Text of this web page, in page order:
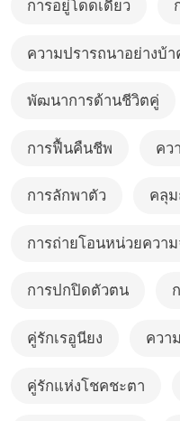
การอยู่โดดเดียว
ความปรารถนาอย่างบ้า
พัฒนาการด้านชีวิตคู่
การฟื้นคืนชีพ คว
การลักพาตัว คลุ
การถ่ายโอนหน่วยควา
การปกปิดตัวตน
คู่รักเรอูนียง ควา
คู่รักแห่งโชคชะตา